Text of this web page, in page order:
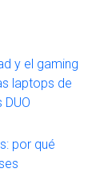
y el gaming
laptops de
por qué